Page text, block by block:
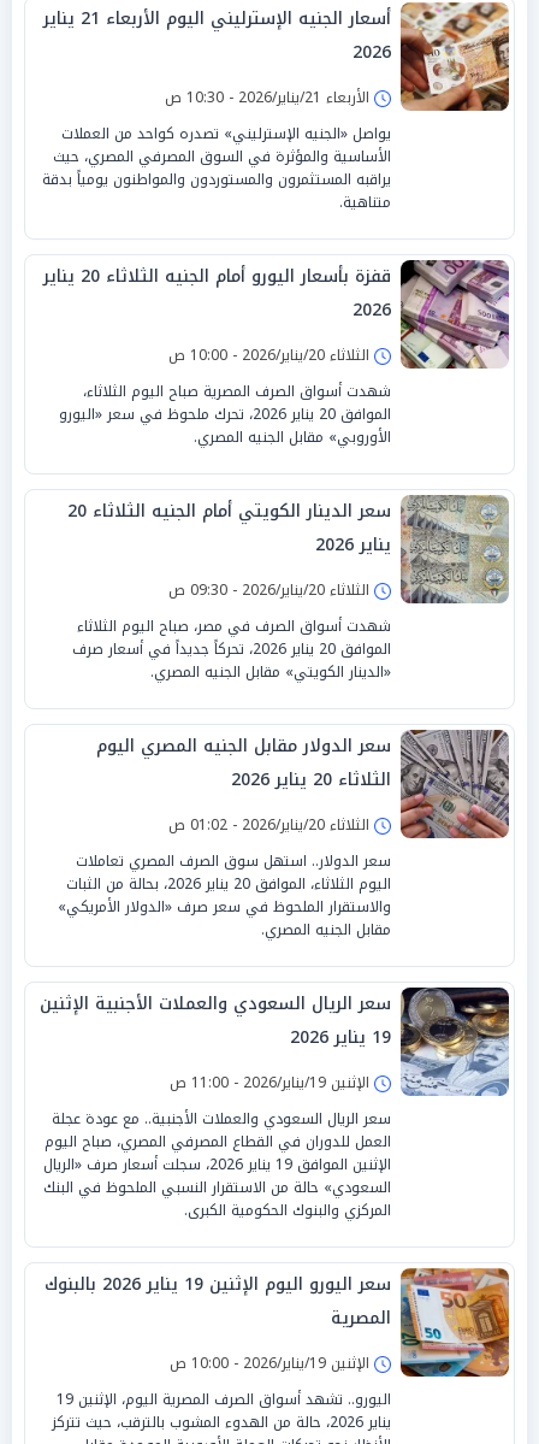
أسعار الجنيه الإسترليني اليوم الأربعاء 21 يناير
2026
الأربعاء 21/يناير/2026 - 10:30 ص
يواصل «الجنيه الإسترليني» تصدره كواحد من العملات
الأساسية والمؤثرة في السوق المصرفي المصري، حيث
يراقبه المستثمرون والمستوردون والمواطنون يومياً بدقة
متناهية.
قفزة بأسعار اليورو أمام الجنيه الثلاثاء 20 يناير
2026
الثلاثاء 20/يناير/2026 - 10:00 ص
شهدت أسواق الصرف المصرية صباح اليوم الثلاثاء،
الموافق 20 يناير 2026، تحرك ملحوظ في سعر «اليورو
الأوروبي» مقابل الجنيه المصري.
سعر الدينار الكويتي أمام الجنيه الثلاثاء 20
يناير 2026
الثلاثاء 20/يناير/2026 - 09:30 ص
شهدت أسواق الصرف في مصر، صباح اليوم الثلاثاء
الموافق 20 يناير 2026، تحركاً جديداً في أسعار صرف
«الدينار الكويتي» مقابل الجنيه المصري.
سعر الدولار مقابل الجنيه المصري اليوم
الثلاثاء 20 يناير 2026
الثلاثاء 20/يناير/2026 - 01:02 ص
سعر الدولار.. استهل سوق الصرف المصري تعاملات
اليوم الثلاثاء، الموافق 20 يناير 2026، بحالة من الثبات
والاستقرار الملحوظ في سعر صرف «الدولار الأمريكي»
مقابل الجنيه المصري.
سعر الريال السعودي والعملات الأجنبية الإثنين
19 يناير 2026
الإثنين 19/يناير/2026 - 11:00 ص
سعر الريال السعودي والعملات الأجنبية.. مع عودة عجلة
العمل للدوران في القطاع المصرفي المصري، صباح اليوم
الإثنين الموافق 19 يناير 2026، سجلت أسعار صرف «الريال
السعودي» حالة من الاستقرار النسبي الملحوظ في البنك
المركزي والبنوك الحكومية الكبرى.
سعر اليورو اليوم الإثنين 19 يناير 2026 بالبنوك
المصرية
الإثنين 19/يناير/2026 - 10:00 ص
اليورو.. تشهد أسواق الصرف المصرية اليوم، الإثنين 19
يناير 2026، حالة من الهدوء المشوب بالترقب، حيث تتركز